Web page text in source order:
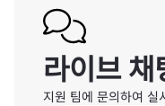
라이브 채
지원 팀에 문의하여 실